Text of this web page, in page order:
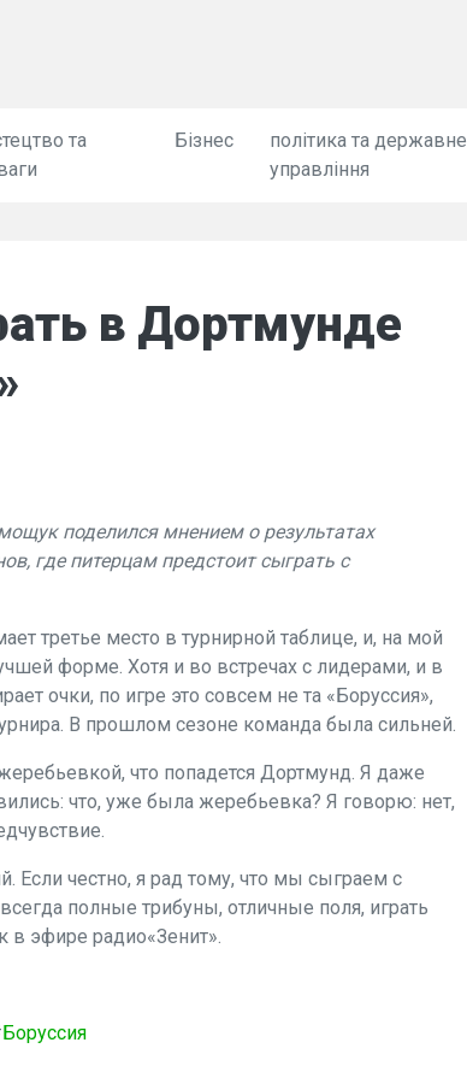
та
Бізнес
політика та державне
управління
в Дортмунде
поделился мнением о результатах
где питерцам предстоит сыграть с
третье место в турнирной таблице, и, на мой
форме. Хотя и во встречах с лидерами, и в
очки, по игре это совсем не та «Боруссия»,
В прошлом сезоне команда была сильней.
что попадется Дортмунд. Я даже
что, уже была жеребьевка? Я говорю: нет,
честно, я рад тому, что мы сыграем с
полные трибуны, отличные поля, играть
в эфире радио«Зенит».
Боруссия